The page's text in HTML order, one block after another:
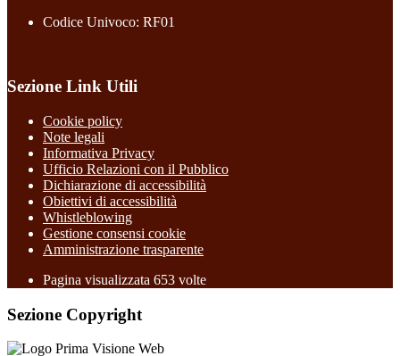
Codice Univoco: RF01
Sezione Link Utili
Cookie policy
Note legali
Informativa Privacy
Ufficio Relazioni con il Pubblico
Dichiarazione di accessibilità
Obiettivi di accessibilità
Whistleblowing
Gestione consensi cookie
Amministrazione trasparente
Pagina visualizzata 653 volte
Sezione Copyright